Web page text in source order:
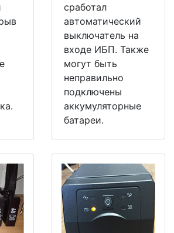
сработал
автоматический
выключатель на
входе ИБП. Также
могут быть
неправильно
подключены
аккумуляторные
батареи.